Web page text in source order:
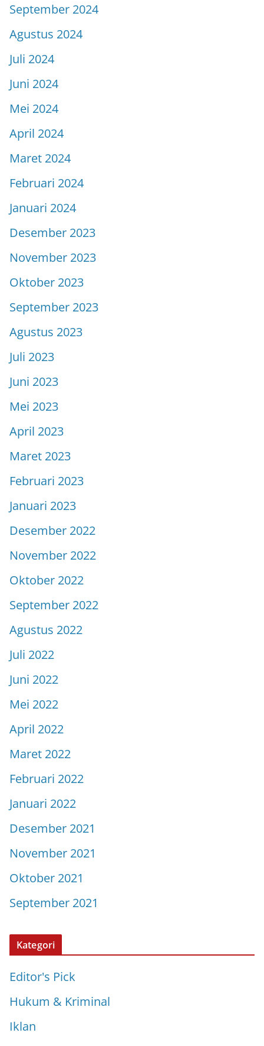
September 2024
Agustus 2024
Juli 2024
Juni 2024
Mei 2024
April 2024
Maret 2024
Februari 2024
Januari 2024
Desember 2023
November 2023
Oktober 2023
September 2023
Agustus 2023
Juli 2023
Juni 2023
Mei 2023
April 2023
Maret 2023
Februari 2023
Januari 2023
Desember 2022
November 2022
Oktober 2022
September 2022
Agustus 2022
Juli 2022
Juni 2022
Mei 2022
April 2022
Maret 2022
Februari 2022
Januari 2022
Desember 2021
November 2021
Oktober 2021
September 2021
Kategori
Editor's Pick
Hukum & Kriminal
Iklan